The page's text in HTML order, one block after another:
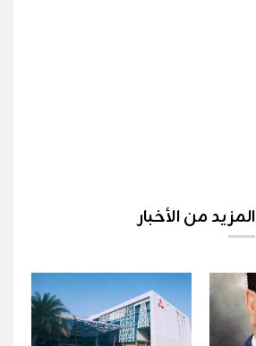
المزيد من الأخبار